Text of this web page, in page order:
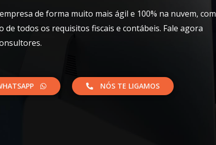
de forma muito mais ágil e 100% na nuvem, com
de todos os requisitos fiscais e contábeis. Fale agora
NÓS TE LIGAMOS